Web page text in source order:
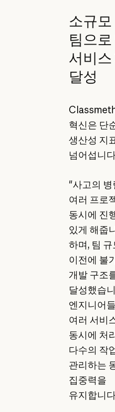
소규모
팀으로
서비
달성
혁신은 단
생산성 지
넘어섭니
"사고의
여러 프로
동시에 진
있게 해줍
하며, 팀
이전에 불
개발 구조
달성했습
엔지니어
여러 서비
동시에 처
다수의 작
관리하는
집중력을
유지합니